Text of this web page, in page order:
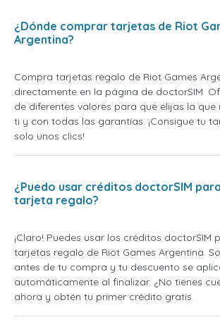
¿Dónde comprar tarjetas de Riot
Argentina?
Compra tarjetas regalo de Riot Games
directamente en la página de doctorSIM.
de diferentes valores para que elijas la
ti y con todas las garantías. ¡Consigue tu
solo unos clics!
¿Puedo usar créditos doctorSIM
tarjeta regalo?
¡Claro! Puedes usar los créditos doctorSIM
tarjetas regalo de Riot Games Argentina.
antes de tu compra y tu descuento se
automáticamente al finalizar. ¿No tienes
ahora y obtén tu primer crédito gratis.